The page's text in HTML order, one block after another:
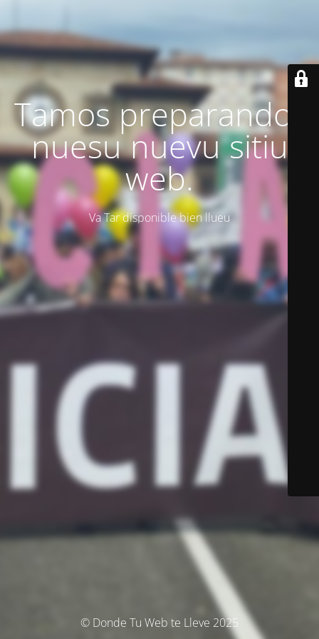
Tamos preparando'l
nuesu nuevu sitiu
web.
Va Tar disponible bien llueu
© Donde Tu Web te Lleve 2025